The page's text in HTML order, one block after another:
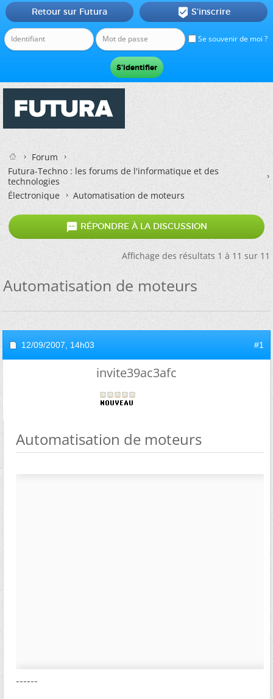
Se souvenir de moi ?
Retour sur Futura  S'inscrire
Forum
Futura-Techno : les forums de l'informatique et des
technologies
Électronique
Automatisation de moteurs
 RÉPONDRE À LA DISCUSSION
Affichage des résultats 1 à 11 sur 11
Automatisation de moteurs
12/09/2007, 14h03 #1
invite39ac3afc
Automatisation de moteurs
------